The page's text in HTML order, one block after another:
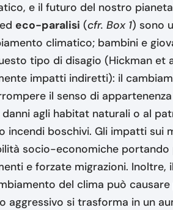
e il futuro del nostro
ed eco-paralisi (cfr. Box 1) sono
climatico; bambini e
tipo di disagio (Hickman et
impatti indiretti): il
il senso di
agli habitat naturali o al
boschivi. Gli impatti sui
socio-economiche portando
e forzate migrazioni. Inoltre,
del clima può
aggressivo si trasforma in un